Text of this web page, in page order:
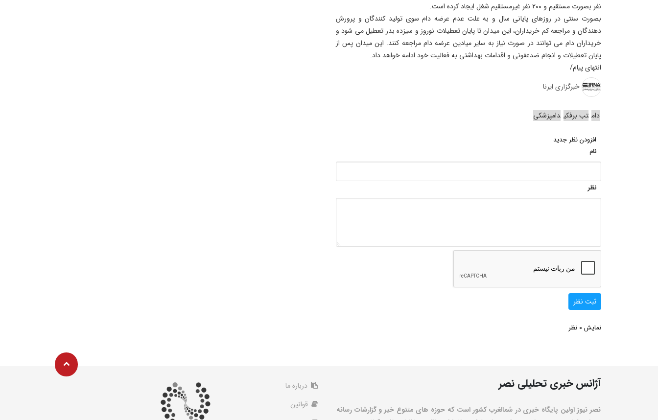
نفر بصورت مستقیم و ۲۰۰ نفر غیرمستقیم شغل ایجاد کرده است.
بصورت سنتی در روزهای پایانی سال و به علت عدم عرضه دام سوی تولید کنندگان و پرورش
دهندگان و مراجعه کم خریداران، این میدان تا پایان تعطیلات نوروز و سیزده بدر تعطیل می شود و
خریداران دام می توانند در صورت نیاز به سایر میادین عرضه دام مراجعه کنند. این میدان پس از
پایان تعطیلات و انجام ضدعفونی و اقدامات بهداشتی به فعالیت خود ادامه خواهد داد.
انتهای پیام/
خبرگزاری ایرنا
دام تب برفکی دامپزشکی
افزودن نظر جدید
نام
نظر
ثبت نظر
نمایش 0 نظر
آژانس خبری تحلیلی نصر
نصر نیوز اولین پایگاه خبری در شمالغرب کشور است که حوزه های متنوع خبر و گزارشات رسانه
درباره ما
قوانین